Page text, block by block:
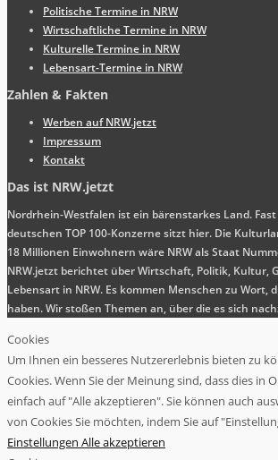
Politische Termine in NRW
Wirtschaftliche Termine in NRW
Kulturelle Termine in NRW
Lebensart-Termine in NRW
Zahlen & Fakten
Werben auf NRW.jetzt
Impressum
Kontakt
Das ist NRW.jetzt
Nordrhein-Westfalen ist ein bärenstarkes Land.
deutschen TOP 100-Konzerne sitzt hier. Die
18 Millionen Einwohnern wäre NRW als Staat
NRW.jetzt berichtet über Wirtschaft, Politik, Kultur,
Lebensart in NRW. Es kommen Menschen zu Wort,
haben. Wir stoßen Themen an, über die es sich
Cookies
Um Ihnen ein besseres Nutzererlebnis bieten zu
Cookies. Wenn Sie der Meinung sind, dass dies in
einfach auf "Alle akzeptieren". Sie können auch
von Cookies Sie möchten, indem Sie auf
Einstellungen Alle akzeptieren